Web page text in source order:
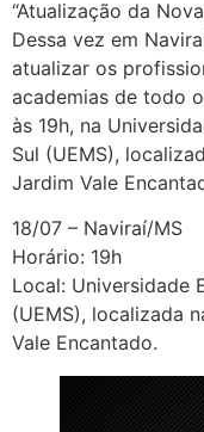
“Atualização da
Dessa vez em
atualizar os
academias de todo
às 19h, na
Sul (UEMS),
Jardim Vale
18/07 – Naviraí/MS
Horário: 19h
Local: Universidade
(UEMS), localizada
Vale Encantado.